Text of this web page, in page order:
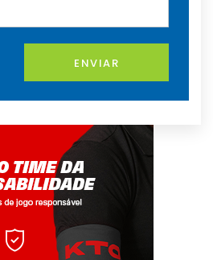
ENVIAR